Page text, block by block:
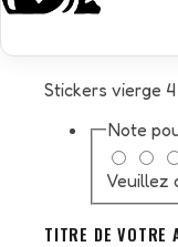
Stickers vierge 4
Note
Veuillez
TITRE DE VOTRE